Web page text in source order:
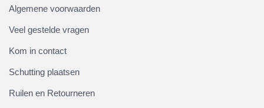
Algemene voorwaarden
Veel gestelde vragen
Kom in contact
Schutting plaatsen
Ruilen en Retourneren